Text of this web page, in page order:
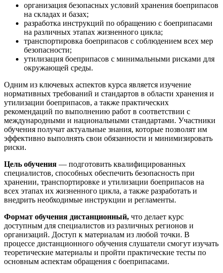
организация безопасных условий хранения боеприпасов
на складах и базах;
разработка инструкций по обращению с боеприпасами
на различных этапах жизненного цикла;
транспортировка боеприпасов с соблюдением всех мер
безопасности;
утилизация боеприпасов с минимальными рисками для
окружающей среды.
Одним из ключевых аспектов курса является изучение
нормативных требований и стандартов в области хранения и
утилизации боеприпасов, а также практических
рекомендаций по выполнению работ в соответствии с
международными и национальными стандартами. Участники
обучения получат актуальные знания, которые позволят им
эффективно выполнять свои обязанности и минимизировать
риски.
Цель обучения — подготовить квалифицированных
специалистов, способных обеспечить безопасность при
хранении, транспортировке и утилизации боеприпасов на
всех этапах их жизненного цикла, а также разработать и
внедрить необходимые инструкции и регламенты.
Формат обучения дистанционный, что делает курс
доступным для специалистов из различных регионов и
организаций. Доступ к материалам из любой точки. В
процессе дистанционного обучения слушатели смогут изучать
теоретические материалы и пройти практические тесты по
основным аспектам обращения с боеприпасами.